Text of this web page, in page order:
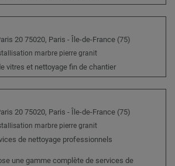
20 75020, Paris - Île-de-France (75)
marbre pierre granit
vitres et nettoyage fin de chantier
20 75020, Paris - Île-de-France (75)
marbre pierre granit
de nettoyage professionnels
une gamme complète de services de